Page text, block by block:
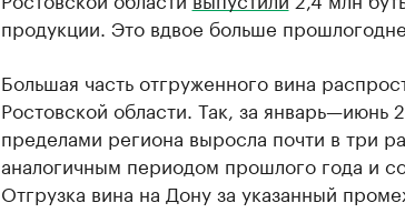
продукции. Это вдвое больше
Большая часть отгруженного вина
Ростовской области. Так, за январь—июнь
пределами региона выросла почти в три
аналогичным периодом прошлого года и
Отгрузка вина на Дону за указанный